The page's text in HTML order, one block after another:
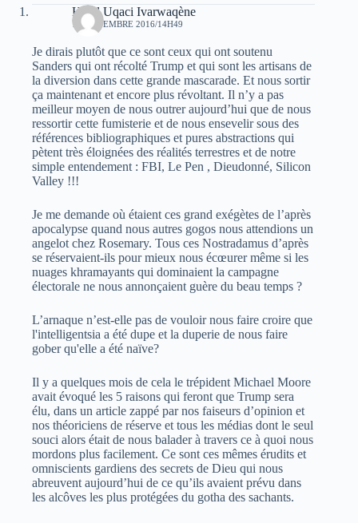
Hend Uqaci Ivarwaqène
10 NOVEMBRE 2016/14H49
Je dirais plutôt que ce sont ceux qui ont soutenu
Sanders qui ont récolté Trump et qui sont les artisans de
la diversion dans cette grande mascarade. Et nous sortir
ça maintenant et encore plus révoltant. Il n’y a pas
meilleur moyen de nous outrer aujourd’hui que de nous
ressortir cette fumisterie et de nous ensevelir sous des
références bibliographiques et pures abstractions qui
pètent très éloignées des réalités terrestres et de notre
simple entendement : FBI, Le Pen , Dieudonné, Silicon
Valley !!!
Je me demande où étaient ces grand exégètes de l’après
apocalypse quand nous autres gogos nous attendions un
angelot chez Rosemary. Tous ces Nostradamus d’après
se réservaient-ils pour mieux nous écœurer même si les
nuages khramayants qui dominaient la campagne
électorale ne nous annonçaient guère du beau temps ?
L’arnaque n’est-elle pas de vouloir nous faire croire que
l'intelligentsia a été dupe et la duperie de nous faire
gober qu'elle a été naïve?
Il y a quelques mois de cela le trépident Michael Moore
avait évoqué les 5 raisons qui feront que Trump sera
élu, dans un article zappé par nos faiseurs d’opinion et
nos théoriciens de réserve et tous les médias dont le seul
souci alors était de nous balader à travers ce à quoi nous
mordons plus facilement. Ce sont ces mêmes érudits et
omniscients gardiens des secrets de Dieu qui nous
abreuvent aujourd’hui de ce qu’ils avaient prévu dans
les alcôves les plus protégées du gotha des sachants.